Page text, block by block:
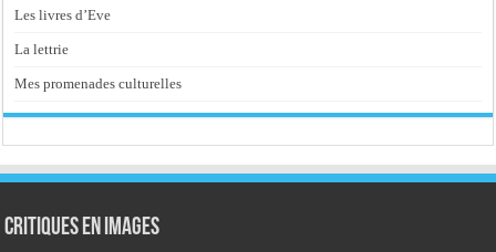
Les livres d’Eve
La lettrie
Mes promenades culturelles
Critiques en images